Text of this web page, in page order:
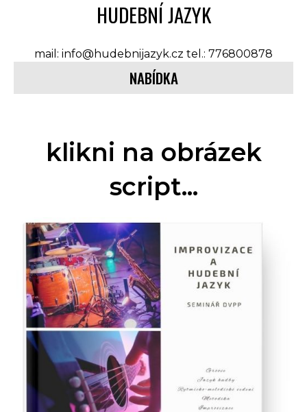
HUDEBNÍ JAZYK
mail: info@hudebnijazyk.cz tel.: 776800878
NABÍDKA
klikni na obrázek
script...